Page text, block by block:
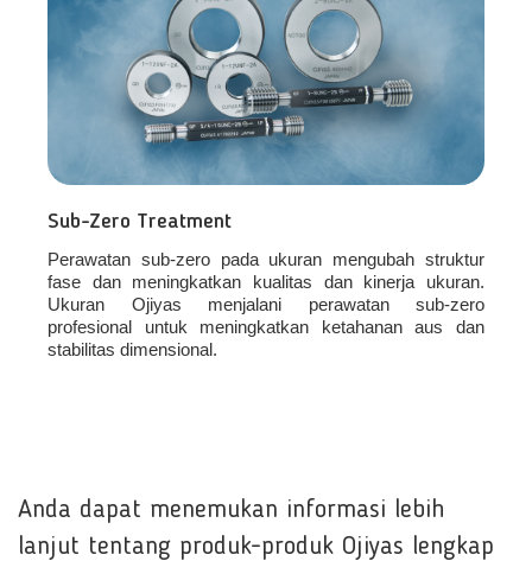
Sub-Zero Treatment
Perawatan sub-zero pada ukuran mengubah struktur
fase dan meningkatkan kualitas dan kinerja ukuran.
Ukuran Ojiyas menjalani perawatan sub-zero
profesional untuk meningkatkan ketahanan aus dan
stabilitas dimensional.
Anda dapat menemukan informasi lebih
lanjut tentang produk-produk Ojiyas lengkap